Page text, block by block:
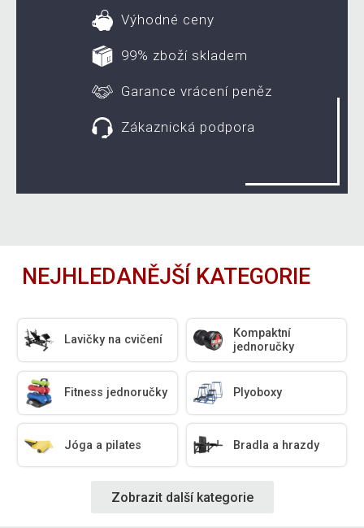
Výhodné ceny
99% zboží skladem
Garance vrácení peněz
Zákaznická podpora
NEJHLEDANĚJŠÍ KATEGORIE
Lavičky na cvičení
Kompaktní
jednoručky
Fitness jednoručky Plyoboxy
Jóga a pilates Bradla a hrazdy
Zobrazit další kategorie